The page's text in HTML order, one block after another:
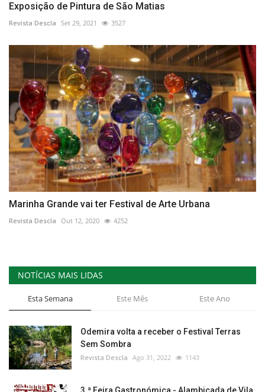
Exposição de Pintura de São Matias
Revista Descla Set 29, 2021 3527
Marinha Grande vai ter Festival de Arte Urbana
Revista Descla Out 12, 2020 4252
NOTÍCIAS MAIS LIDAS
Esta Semana Este Mês Este Ano
Odemira volta a receber o Festival Terras
Sem Sombra
Revista Descla Ago 31, 2022 1143